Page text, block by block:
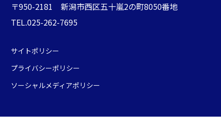
〒950-2181 新潟市西区五十嵐2の町8050番地
TEL.025-262-7695
サイトポリシー
プライバシーポリシー
ソーシャルメディアポリシー